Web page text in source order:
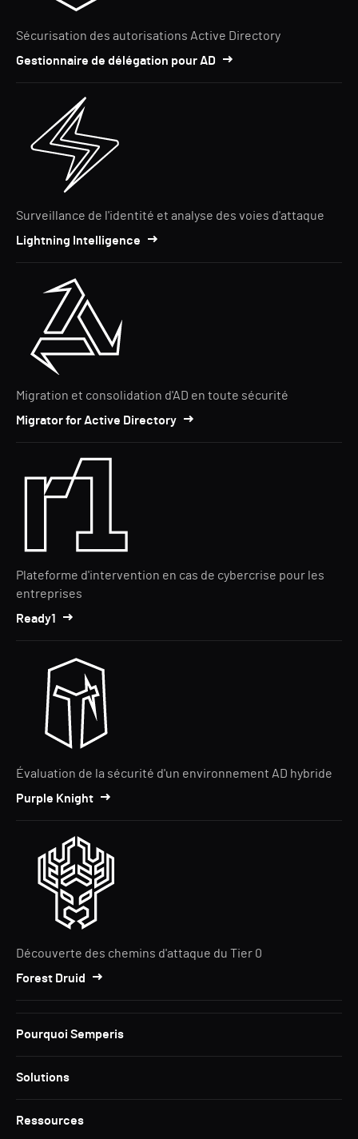
Sécurisation des autorisations Active Directory
Gestionnaire de délégation pour AD
Surveillance de l'identité et analyse des voies d'attaque
Lightning Intelligence
Migration et consolidation d'AD en toute sécurité
Migrator for Active Directory
Plateforme d'intervention en cas de cybercrise pour les
entreprises
Ready1
Évaluation de la sécurité d'un environnement AD hybride
Purple Knight
Découverte des chemins d'attaque du Tier 0
Forest Druid
Pourquoi Semperis
Solutions
Ressources